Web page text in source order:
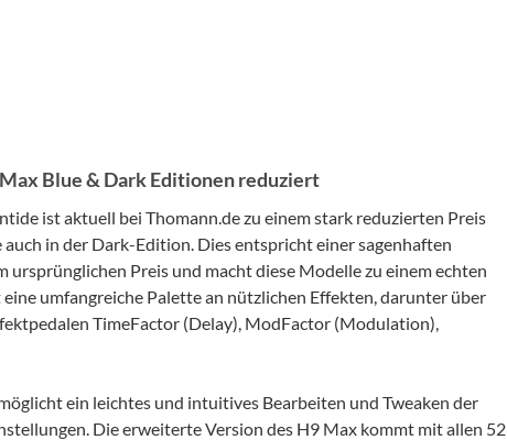
Blue & Dark Editionen reduziert
ist aktuell bei Thomann.de zu einem stark reduzierten Preis
in der Dark-Edition. Dies entspricht einer sagenhaften
ursprünglichen Preis und macht diese Modelle zu einem echten
umfangreiche Palette an nützlichen Effekten, darunter über
TimeFactor (Delay), ModFactor (Modulation),
ein leichtes und intuitives Bearbeiten und Tweaken der
Die erweiterte Version des H9 Max kommt mit allen 52